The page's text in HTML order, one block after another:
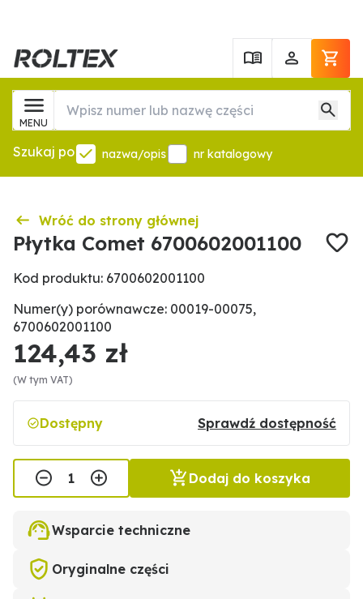
MENU
Szukaj po nazwa/opis nr katalogowy
Wróć do strony głównej
Płytka Comet 6700602001100
Kod produktu: 6700602001100
Numer(y) porównawcze: 00019-00075,
6700602001100
124,43 zł
(W tym VAT)
Dostępny Sprawdź dostępność
Dodaj do koszyka
Wsparcie techniczne
Oryginalne części